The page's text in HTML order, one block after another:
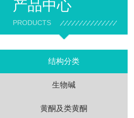
产品中心
PRODUCTS
结构分类
生物碱
黄酮及类黄酮